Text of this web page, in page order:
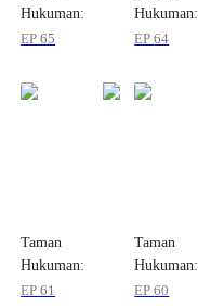
Hukuman:
Naskah Ini
EP65
Hukuman:
Naskah Ini
EP64
Taman
Hukuman:
Naskah Ini
EP61
Taman
Hukuman:
Naskah Ini
EP60